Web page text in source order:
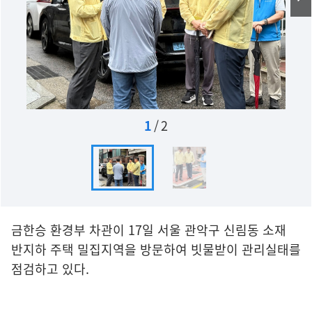
1/2
금한승 환경부 차관이 17일 서울 관악구 신림동 소재
반지하 주택 밀집지역을 방문하여 빗물받이 관리실태를
점검하고 있다.